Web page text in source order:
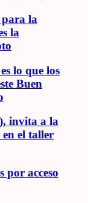
la
la
lo que los
Buen
invita a la
el taller
por acceso